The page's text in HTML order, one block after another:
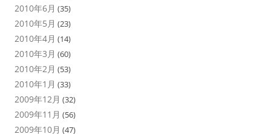
2010年6月 (35)
2010年5月 (23)
2010年4月 (14)
2010年3月 (60)
2010年2月 (53)
2010年1月 (33)
2009年12月 (32)
2009年11月 (56)
2009年10月 (47)